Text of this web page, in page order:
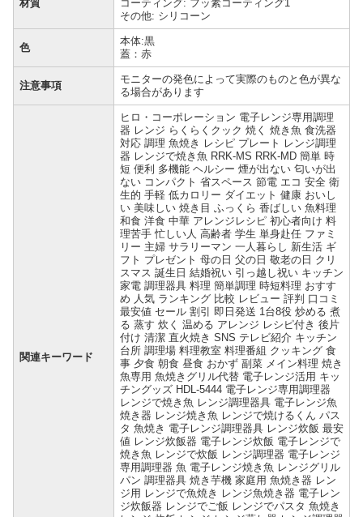
材質
コーティング: フッ素コーティング1
その他: シリコーン
色
本体:黒
蓋：赤
注意事項
モニターの発色によって実際のものと色が異な
る場合があります
関連キーワード
ヒロ・コーポレーション 電子レンジ専用調理
器 レンジ らくらくクック 焼く 焼き魚 食洗器
対応 調理 魚焼き レシピ プレート レンジ調理
器 レンジで焼き魚 RRK-MS RRK-MD 簡単 時
短 便利 多機能 ヘルシー 煙が出ない 匂いが出
ない コンパクト 省スペース 節電 エコ 安全 衛
生的 手軽 低カロリー ダイエット 健康 おいし
い 美味しい 焼き目 ふっくら 香ばしい 魚料理
和食 洋食 中華 アレンジレシピ 初心者向け 料
理苦手 忙しい人 高齢者 学生 単身赴任 ファミ
リー 主婦 サラリーマン 一人暮らし 新生活 ギ
フト プレゼント 母の日 父の日 敬老の日 クリ
スマス 誕生日 結婚祝い 引っ越し祝い キッチン
家電 調理器具 料理 簡単調理 時短料理 おすす
め 人気 ランキング 比較 レビュー 評判 口コミ
最安値 セール 割引 即日発送 1台8役 炒める 煮
る 蒸す 炊く 温める アレンジ レシピ付き 後片
付け 清潔 直火焼き SNS テレビ紹介 キッチン
台所 調理場 料理教室 料理番組 クッキング 食
事 夕食 朝食 昼食 おかず 副菜 メイン料理 焼き
魚専用 魚焼きグリル代替 電子レンジ活用 キッ
チングッズ HDL-5444 電子レンジ専用調理器
レンジで焼き魚 レンジ調理器具 電子レンジ魚
焼き器 レンジ焼き魚 レンジで焼けるくん パス
タ 魚焼き 電子レンジ調理器具 レンジ炊飯 最安
値 レンジ炊飯器 電子レンジ炊飯 電子レンジで
焼き魚 レンジで炊飯 レンジ調理器 電子レンジ
専用調理器 魚 電子レンジ焼き魚 レンジグリル
パン 調理器具 焼き芋機 家庭用 魚焼き器 レン
ジ用 レンジで魚焼き レンジ魚焼き器 電子レン
ジ炊飯器 レンジでご飯 レンジでパスタ 魚焼き